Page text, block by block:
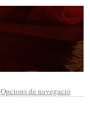
Opcions de navegació